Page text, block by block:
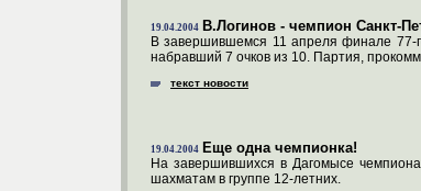
19.04.2004 В.Логинов - чемпион Санкт-
В завершившемся 11 апреля финале 77-
набравший 7 очков из 10. Партия,
текст новости
19.04.2004 Еще одна чемпионка!
На завершившихся в Дагомысе
шахматам в группе 12-летних.